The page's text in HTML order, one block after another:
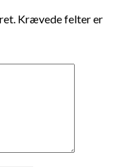
Krævede felter er